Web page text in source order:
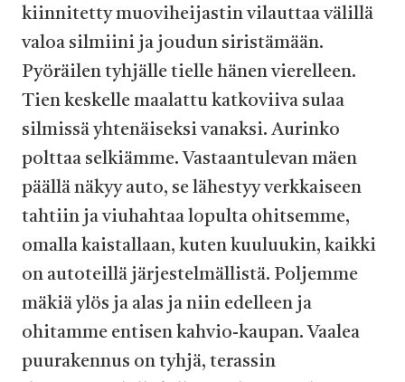
kiinnitetty muoviheijastin vilauttaa välillä
valoa silmiini ja joudun siristämään.
Pyöräilen tyhjälle tielle hänen vierelleen.
Tien keskelle maalattu katkoviiva sulaa
silmissä yhtenäiseksi vanaksi. Aurinko
polttaa selkiämme. Vastaantulevan mäen
päällä näkyy auto, se lähestyy verkkaiseen
tahtiin ja viuhahtaa lopulta ohitsemme,
omalla kaistallaan, kuten kuuluukin, kaikki
on autoteillä järjestelmällistä. Poljemme
mäkiä ylös ja alas ja niin edelleen ja
ohitamme entisen kahvio-kaupan. Vaalea
puurakennus on tyhjä, terassin